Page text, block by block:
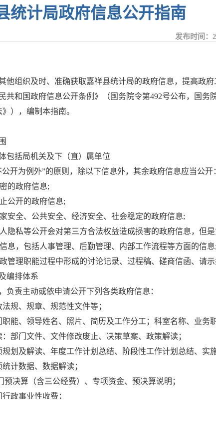
统计局政府信息公开指南
发布时间：
他组织及时、准确获取嘉祥县统计局的政府信息，提高政
共和国政府信息公开条例》（国务院令第492号公布，国
），编制本指南。
包括局机关及下（直）属单位
开为例外”的原则，除以下信息外，其余政府信息应当公开
的政府信息;
公开的政府信息;
安全、公共安全、经济安全、社会稳定的政府信息;
隐私等公开会对第三方合法权益造成损害的政府信息，但
息，包括人事管理、后勤管理、内部工作流程等方面的信息;
管理职能过程中形成的讨论记录、过程稿、磋商信函、请
编排体系
负责主动或依申请公开下列各类政府信息：
法规、规章、规范性文件等；
职能、领导姓名、照片、简历及工作分工；科室名称、业
：部门文件、文件修改废止、决策草案、政策解读；
规划及解读、年度工作计划总结、阶段性工作计划总结、实
计数据、数据解读；
预决算（含三公经费）、专项资金、预决算说明；
政事业性收费；